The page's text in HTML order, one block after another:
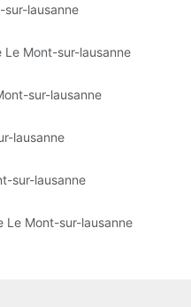
sur-lausanne
Mont-sur-lausanne
sur-lausanne
lausanne
sur-lausanne
Le Mont-sur-lausanne